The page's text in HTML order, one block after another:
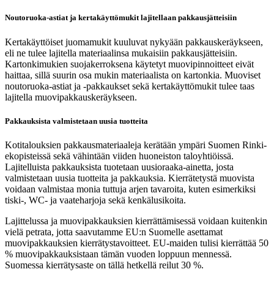
Noutoruoka-astiat ja kertakäyttömukit lajitellaan pakkausjätteisiin
Kertakäyttöiset juomamukit kuuluvat nykyään pakkauskeräykseen,
eli ne tulee lajitella materiaalinsa mukaisiin pakkausjätteisiin.
Kartonkimukien suojakerroksena käytetyt muovipinnoitteet eivät
haittaa, sillä suurin osa mukin materiaalista on kartonkia. Muoviset
noutoruoka-astiat ja -pakkaukset sekä kertakäyttömukit tulee taas
lajitella muovipakkauskeräykseen.
Pakkauksista valmistetaan uusia tuotteita
Kotitalouksien pakkausmateriaaleja kerätään ympäri Suomen Rinki-
ekopisteissä sekä vähintään viiden huoneiston taloyhtiöissä.
Lajitelluista pakkauksista tuotetaan uusioraaka-ainetta, josta
valmistetaan uusia tuotteita ja pakkauksia. Kierrätetystä muovista
voidaan valmistaa monia tuttuja arjen tavaroita, kuten esimerkiksi
tiski-, WC- ja vaateharjoja sekä kenkälusikoita.
Lajittelussa ja muovipakkauksien kierrättämisessä voidaan kuitenkin
vielä petrata, jotta saavutamme EU:n Suomelle asettamat
muovipakkauksien kierrätystavoitteet. EU-maiden tulisi kierrättää 50
% muovipakkauksistaan tämän vuoden loppuun mennessä.
Suomessa kierrätysaste on tällä hetkellä reilut 30 %.